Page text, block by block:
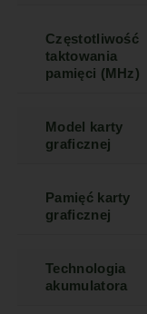
Częstotliwość
taktowania
pamięci (MHz)
Model karty
graficznej
Pamięć karty
graficznej
Technologia
akumulatora